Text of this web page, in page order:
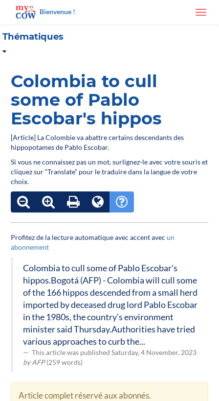
Bienvenue !
Thématiques
Colombia to cull
some of Pablo
Escobar's hippos
[Article] La Colombie va abattre certains descendants des
hippopotames de Pablo Escobar.
Si vous ne connaissez pas un mot, surlignez-le avec votre souris et
cliquez sur “Translate” pour le traduire dans la langue de votre
choix.
Profitez de la lecture automatique avec accent avec un
abonnement
Colombia to cull some of Pablo Escobar's
hippos.Bogotá (AFP) - Colombia will cull some
of the 166 hippos descended from a small herd
imported by deceased drug lord Pablo Escobar
in the 1980s, the country's environment
minister said Thursday.Authorities have tried
various approaches to curb the...
This article was published Saturday, 4 November, 2023
by AFP(259 words)
Article complet réservé aux abonnés.